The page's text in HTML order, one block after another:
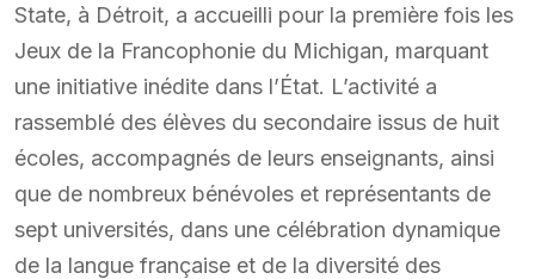
State, à Détroit, a accueilli pour la première fois les
Jeux de la Francophonie du Michigan, marquant
une initiative inédite dans l’État. L’activité a
rassemblé des élèves du secondaire issus de huit
écoles, accompagnés de leurs enseignants, ainsi
que de nombreux bénévoles et représentants de
sept universités, dans une célébration dynamique
de la langue française et de la diversité des